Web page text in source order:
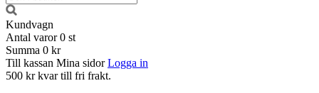
Kundvagn
Antal varor 0 st
Summa 0 kr
Till kassan Mina sidor Logga in
500 kr kvar till fri frakt.